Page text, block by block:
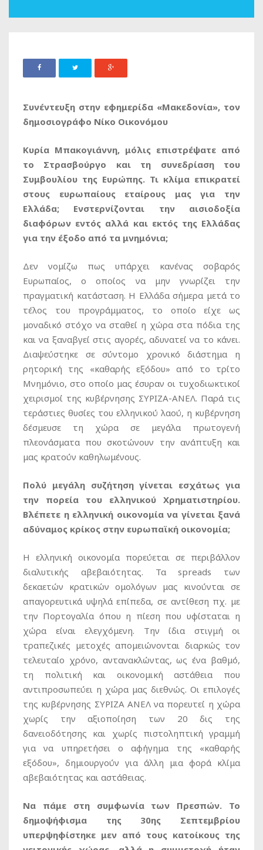
Συνέντευξη στην εφημερίδα «Μακεδονία», τον
δημοσιογράφο Νίκο Οικονόμου
Κυρία Μπακογιάννη, μόλις επιστρέψατε από
το Στρασβούργο και τη συνεδρίαση του
Συμβουλίου της Ευρώπης. Τι κλίμα επικρατεί
στους ευρωπαίους εταίρους μας για την
Ελλάδα; Ενστερνίζονται την αισιοδοξία
διαφόρων εντός αλλά και εκτός της Ελλάδας
για την έξοδο από τα μνημόνια;
Δεν νομίζω πως υπάρχει κανένας σοβαρός
Ευρωπαίος, ο οποίος να μην γνωρίζει την
πραγματική κατάσταση. Η Ελλάδα σήμερα μετά το
τέλος του προγράμματος, το οποίο είχε ως
μοναδικό στόχο να σταθεί η χώρα στα πόδια της
και να ξαναβγεί στις αγορές, αδυνατεί να το κάνει.
Διαψεύστηκε σε σύντομο χρονικό διάστημα η
ρητορική της «καθαρής εξόδου» από το τρίτο
Μνημόνιο, στο οποίο μας έσυραν οι τυχοδιωκτικοί
χειρισμοί της κυβέρνησης ΣΥΡΙΖΑ-ΑΝΕΛ. Παρά τις
τεράστιες θυσίες του ελληνικού λαού, η κυβέρνηση
δέσμευσε τη χώρα σε μεγάλα πρωτογενή
πλεονάσματα που σκοτώνουν την ανάπτυξη και
μας κρατούν καθηλωμένους.
Πολύ μεγάλη συζήτηση γίνεται εσχάτως για
την πορεία του ελληνικού Χρηματιστηρίου.
Βλέπετε η ελληνική οικονομία να γίνεται ξανά
αδύναμος κρίκος στην ευρωπαϊκή οικονομία;
Η ελληνική οικονομία πορεύεται σε περιβάλλον
διαλυτικής αβεβαιότητας. Τα spreads των
δεκαετών κρατικών ομολόγων μας κινούνται σε
απαγορευτικά υψηλά επίπεδα, σε αντίθεση πχ. με
την Πορτογαλία όπου η πίεση που υφίσταται η
χώρα είναι ελεγχόμενη. Την ίδια στιγμή οι
τραπεζικές μετοχές απομειώνονται διαρκώς τον
τελευταίο χρόνο, αντανακλώντας, ως ένα βαθμό,
τη πολιτική και οικονομική αστάθεια που
αντιπροσωπεύει η χώρα μας διεθνώς. Οι επιλογές
της κυβέρνησης ΣΥΡΙΖΑ ΑΝΕΛ να πορευτεί η χώρα
χωρίς την αξιοποίηση των 20 δις της
δανειοδότησης και χωρίς πιστοληπτική γραμμή
για να υπηρετήσει ο αφήγημα της «καθαρής
εξόδου», δημιουργούν για άλλη μια φορά κλίμα
αβεβαιότητας και αστάθειας.
Να πάμε στη συμφωνία των Πρεσπών. Το
δημοψήφισμα της 30ης Σεπτεμβρίου
υπερψηφίστηκε μεν από τους κατοίκους της